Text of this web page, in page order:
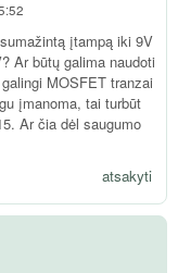
įtampą iki 9V
Ar būtų galima naudoti
MOSFET tranzai
įmanoma, tai turbūt
Ar čia dėl saugumo
atsakyti